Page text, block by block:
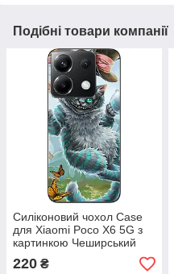
Подібні товари компанії
Силіконовий чохол Case
для Xiaomi Poco X6 5G з
картинкою Чеширський
220 ₴